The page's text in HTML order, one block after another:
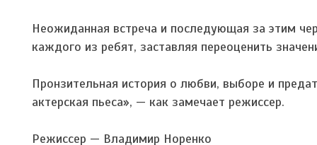
Неожиданная встреча и последующая за этим
каждого из ребят, заставляя переоценить
Пронзительная история о любви, выборе и
актерская пьеса», — как замечает режиссер.
Режиссер — Владимир Норенко